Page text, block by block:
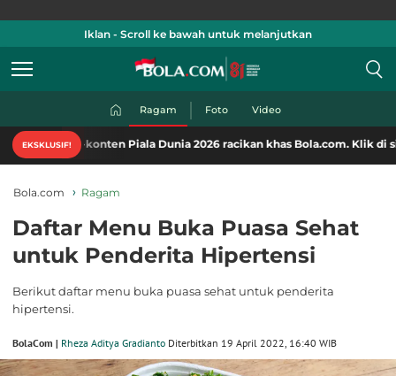
Iklan - Scroll ke bawah untuk melanjutkan
Ragam Foto Video
EKSKLUSIF!
Piala Dunia 2026 racikan khas Bola.com. Klik di sini!
Bola.com Ragam
Daftar Menu Buka Puasa Sehat
untuk Penderita Hipertensi
Berikut daftar menu buka puasa sehat untuk penderita
hipertensi.
BolaCom | Rheza Aditya Gradianto Diterbitkan 19 April 2022, 16:40 WIB